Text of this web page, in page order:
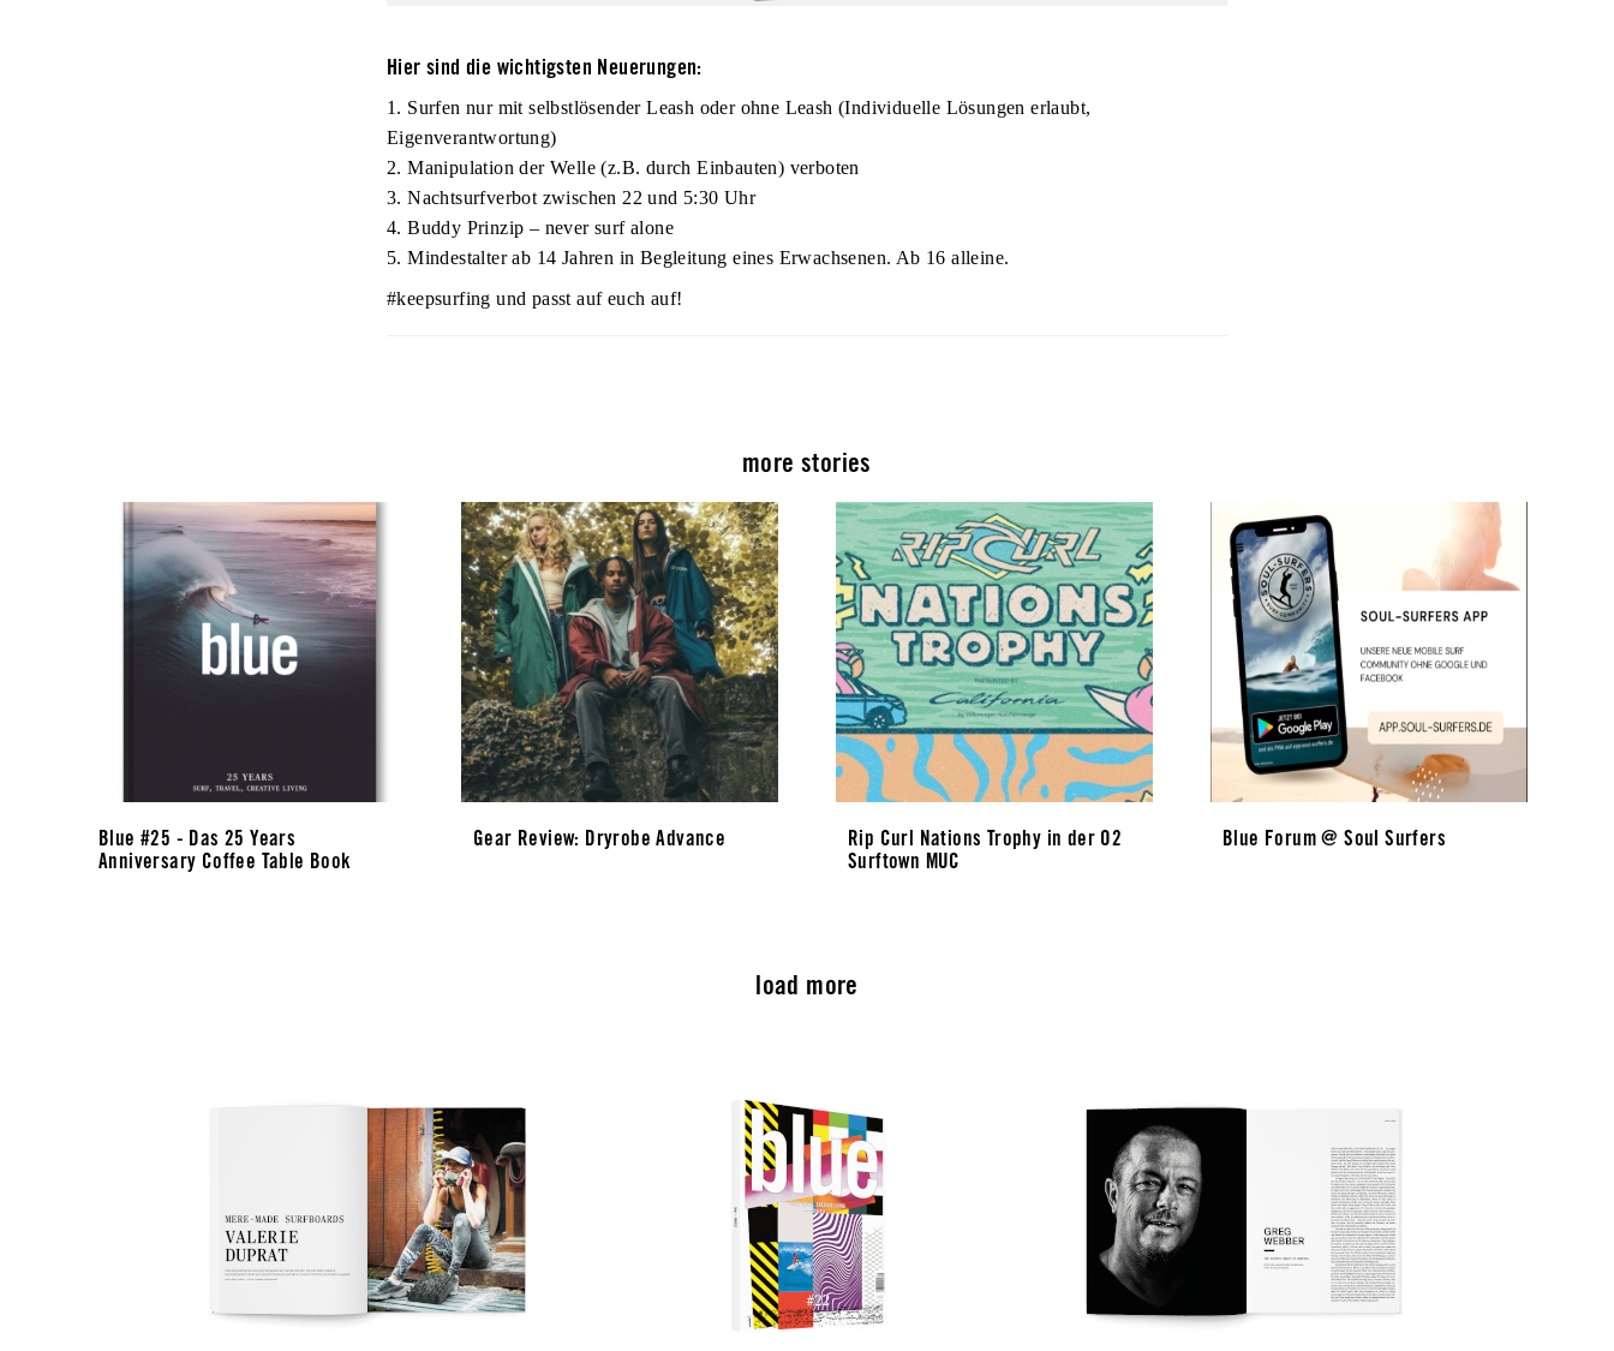
Hier sind die wichtigsten Neuerungen:
1. Surfen nur mit selbstlösender Leash oder ohne Leash (Individuelle Lösungen erlaubt,
Eigenverantwortung)
2. Manipulation der Welle (z.B. durch Einbauten) verboten
3. Nachtsurfverbot zwischen 22 und 5:30 Uhr
4. Buddy Prinzip – never surf alone
5. Mindestalter ab 14 Jahren in Begleitung eines Erwachsenen. Ab 16 alleine.
#keepsurfing und passt auf euch auf!
more stories
Blue #25 - Das 25 Years
Anniversary Coffee Table Book
Gear Review: Dryrobe Advance
Rip Curl Nations Trophy in der O2
Surftown MUC
Blue Forum @ Soul Surfers
load more